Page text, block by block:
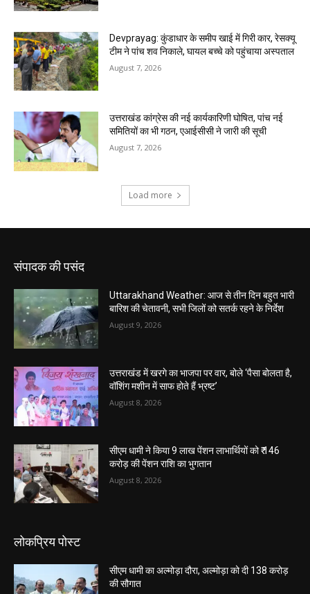
संपादक की पसंद
Uttarakhand Weather: आज से तीन दिन बहुत भारी
बारिश की चेतावनी, सभी जिलों को सतर्क रहने के निर्देश
August 9, 2026
उत्तराखंड में खरगे का भाजपा पर वार, बोले ‘पैसा बोलता है,
वॉशिंग मशीन में साफ होते हैं भ्रष्ट’
August 8, 2026
सीएम धामी ने किया 9 लाख पेंशन लाभार्थियों को ₹ 146
करोड़ की पेंशन राशि का भुगतान
August 8, 2026
लोकप्रिय पोस्ट
सीएम धामी का अल्मोड़ा दौरा, अल्मोड़ा को दी 138 करोड़
की सौगात